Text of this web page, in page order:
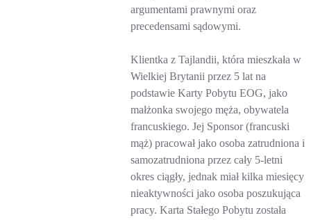
argumentami prawnymi oraz
precedensami sądowymi.
Klientka z Tajlandii, która mieszkała w
Wielkiej Brytanii przez 5 lat na
podstawie Karty Pobytu EOG, jako
małżonka swojego męża, obywatela
francuskiego. Jej Sponsor (francuski
mąż) pracował jako osoba zatrudniona i
samozatrudniona przez cały 5-letni
okres ciągły, jednak miał kilka miesięcy
nieaktywności jako osoba poszukująca
pracy. Karta Stałego Pobytu została